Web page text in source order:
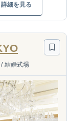
詳細を見る
/ 結婚式場